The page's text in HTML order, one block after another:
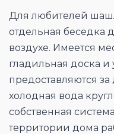
Для любителей
отдельная беседка
воздухе. Имеется
гладильная доска и
предоставляются за
холодная вода
собственная
территории дома